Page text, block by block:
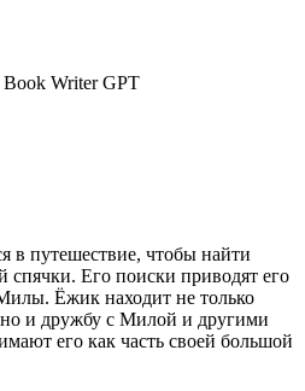
Writer GPT
в путешествие, чтобы найти
спячки. Его поиски приводят его
Ёжик находит не только
и дружбу с Милой и другими
его как часть своей большой